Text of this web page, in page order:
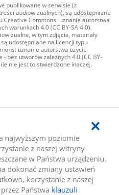
najwyższym poziomie
z naszej witryny
w Państwa urządzeniu.
dokonać zmiany ustawień
korzystanie z naszej
Państwa klauzuli
publikowane w serwisie (z
audiowizualnych), są udostępniane
Creative Commons: uznanie autorstwa
warunkach 4.0 (CC BY-SA 4.0).
w tym zdjęcia, materiały
udostępniane na licencji typu
uznanie autorstwa użycie
- bez utworów zależnych 4.0 (CC BY-
ile nie jest to stwierdzone inaczej.